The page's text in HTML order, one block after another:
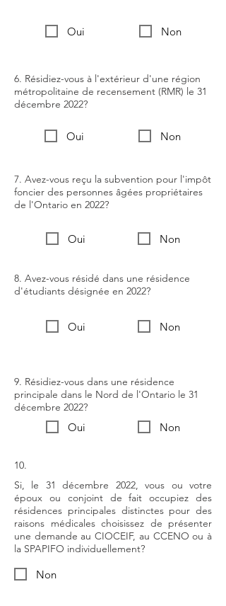
Oui Non
6. Résidiez-vous à l'extérieur d'une région
métropolitaine de recensement (RMR) le 31
décembre 2022?
Oui Non
7. Avez-vous reçu la subvention pour l'impôt
foncier des personnes âgées propriétaires
de l'Ontario en 2022?
Oui Non
8. Avez-vous résidé dans une résidence
d'étudiants désignée en 2022?
Oui Non
9. Résidiez-vous dans une résidence
principale dans le Nord de l'Ontario le 31
décembre 2022?
Oui Non
10.
Si, le 31 décembre 2022, vous ou votre
époux ou conjoint de fait occupiez des
résidences principales distinctes pour des
raisons médicales choisissez de présenter
une demande au CIOCEIF, au CCENO ou à
la SPAPIFO individuellement?
Non